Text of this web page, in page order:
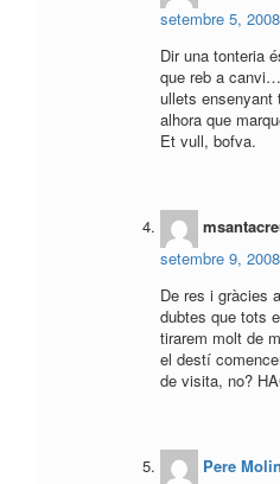
setembre 5,
Dir una tonteria
que reb a
ullets ensenyant
alhora que
Et vull, bofva.
setembre 9,
De res i gràcies
dubtes que tots
tirarem molt de
el destí
de visita, no?
Pere